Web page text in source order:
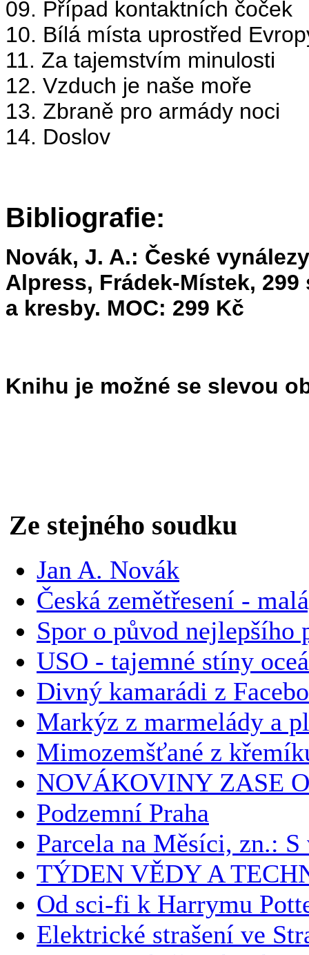
09. Případ kontaktních čoček
10. Bílá místa uprostřed
11. Za tajemstvím minulosti
12. Vzduch je naše moře
13. Zbraně pro armády noci
14. Doslov
Bibliografie:
Novák, J. A.: České
Alpress, Frádek-Místek,
a kresby. MOC: 299 Kč
Knihu je možné se slevou
Ze stejného soudku
Jan A. Novák
Česká zemětřesení -
Spor o původ nejlepšího
USO - tajemné stíny
Divný kamarádi z
Markýz z marmelády a
Mimozemšťané z
NOVÁKOVINY ZASE
Podzemní Praha
Parcela na Měsíci, zn.:
TÝDEN VĚDY A
Od sci-fi k Harrymu
Elektrické strašení ve